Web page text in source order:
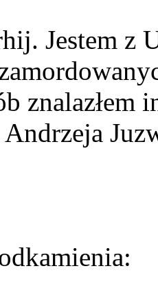
Jestem z
znalazłem